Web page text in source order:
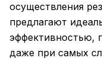
осуществления
предлагают
эффективностью,
даже при самых